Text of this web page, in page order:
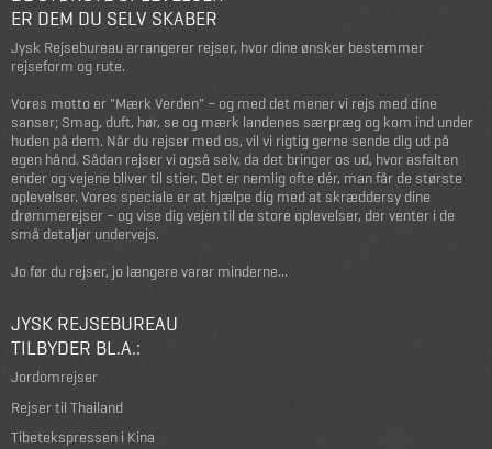
ER DEM DU SELV SKABER
Jysk Rejsebureau arrangerer rejser, hvor dine ønsker bestemmer
rejseform og rute.
Vores motto er "Mærk Verden" – og med det mener vi rejs med dine
sanser; Smag, duft, hør, se og mærk landenes særpræg og kom ind under
huden på dem. Når du rejser med os, vil vi rigtig gerne sende dig ud på
egen hånd. Sådan rejser vi også selv, da det bringer os ud, hvor asfalten
ender og vejene bliver til stier. Det er nemlig ofte dér, man får de største
oplevelser. Vores speciale er at hjælpe dig med at skræddersy dine
drømmerejser – og vise dig vejen til de store oplevelser, der venter i de
små detaljer undervejs.
Jo før du rejser, jo længere varer minderne...
JYSK REJSEBUREAU
TILBYDER BL.A.:
Jordomrejser
Rejser til Thailand
Tibetekspressen i Kina